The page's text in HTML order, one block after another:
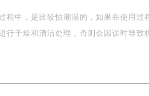
中，是比较怕潮湿的，如果在使用过
行干燥和清洁处理，否则会因误时导致